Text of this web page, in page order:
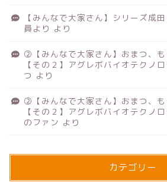
【みんなで大家さん】シリーズ成
員より より
②【みんなで大家さん】おまつ、も
【その２】アグレボバイオテクノ
つ より
②【みんなで大家さん】おまつ、も
【その２】アグレボバイオテクノ
のファン より
カテゴリー